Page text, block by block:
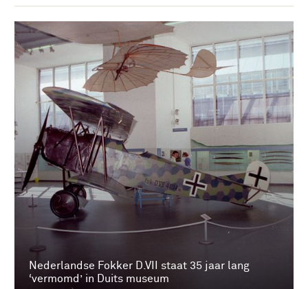
Nederlandse Fokker D.VII staat 35 jaar lang
‘vermomd’ in Duits museum